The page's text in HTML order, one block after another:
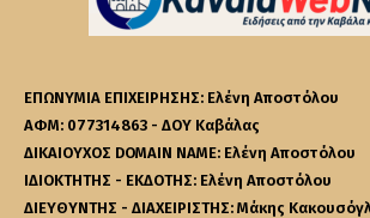
ΕΠΩΝΥΜΙΑ ΕΠΙΧΕΙΡΗΣΗΣ: Ελένη Αποστόλου
ΑΦΜ: 077314863 - ΔΟΥ Καβάλας
ΔΙΚΑΙΟΥΧΟΣ DOMAIN NAME: Ελένη Αποστόλου
ΙΔΙΟΚΤΗΤΗΣ - ΕΚΔΟΤΗΣ: Ελένη Αποστόλου
ΔΙΕΥΘΥΝΤΗΣ - ΔΙΑΧΕΙΡΙΣΤΗΣ: Μάκης